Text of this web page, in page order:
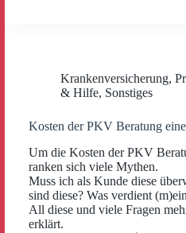
Krankenversicherung,
& Hilfe, Sonstiges
Kosten der PKV Beratung
Um die Kosten der PKV
ranken sich viele Mythen.
Muss ich als Kunde diese
sind diese? Was verdient
All diese und viele Fragen
erklärt.